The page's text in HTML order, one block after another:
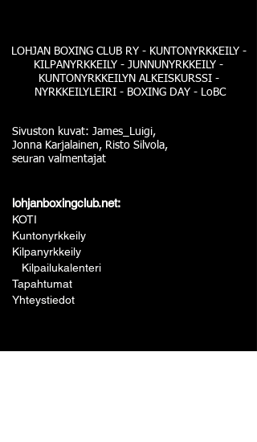
LOHJAN BOXING CLUB RY - KUNTONYRKKEILY -
KILPANYRKKEILY - JUNNUNYRKKEILY -
KUNTONYRKKEILYN ALKEISKURSSI -
NYRKKEILYLEIRI - BOXING DAY - LoBC
Sivuston kuvat: James_Luigi,
Jonna Karjalainen, Risto Silvola,
seuran valmentajat
lohjanboxingclub.net:
KOTI
Kuntonyrkkeily
Kilpanyrkkeily
Kilpailukalenteri
Tapahtumat
Yhteystiedot